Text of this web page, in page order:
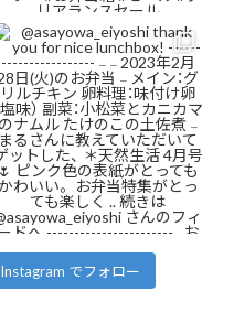
Instagram でフォロー